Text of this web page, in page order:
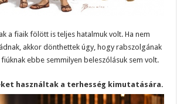
a fiaik fölött is teljes hatalmuk volt. Ha nem
akkor dönthettek úgy, hogy rabszolgának
ebbe semmilyen beleszólásuk sem volt.
használtak a terhesség kimutatására.